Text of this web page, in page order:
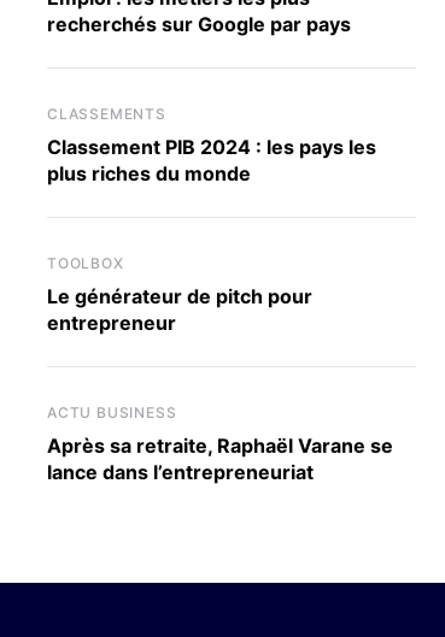
recherchés sur Google par pays
CLASSEMENTS
Classement PIB 2024 : les pays les
plus riches du monde
TOOLBOX
Le générateur de pitch pour
entrepreneur
ACTU BUSINESS
Après sa retraite, Raphaël Varane se
lance dans l’entrepreneuriat